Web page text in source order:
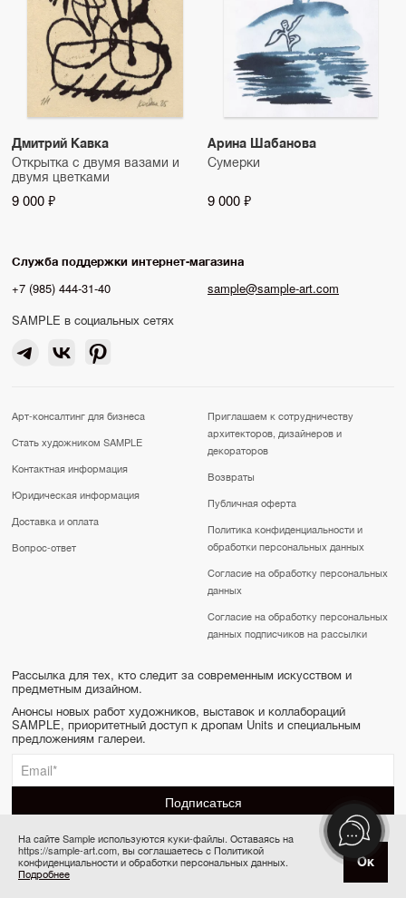
Купить за 25 000 ₽
Дмитрий Кавка
Открытка с двумя вазами и
двумя цветками
9 000 ₽
Арина Шабанова
Сумерки
9 000 ₽
Служба поддержки интернет-магазина
+7 (985) 444-31-40
sample@sample-art.com
SAMPLE в социальных сетях
Арт-консалтинг для бизнеса
Стать художником SAMPLE
Контактная информация
Юридическая информация
Доставка и оплата
Вопрос-ответ
Приглашаем к сотрудничеству
архитекторов, дизайнеров и
декораторов
Возвраты
Публичная оферта
Политика конфиденциальности и
обработки персональных данных
Согласие на обработку персональных
данных
Согласие на обработку персональных
данных подписчиков на рассылки
Рассылка для тех, кто следит за современным искусством и
предметным дизайном.
Анонсы новых работ художников, выставок и коллабораций
SAMPLE, приоритетный доступ к дропам Units и специальным
предложениям галереи.
SAMPLE | Online gallery & Auction © 2022-2026
Сделано в Апривер
На сайте Sample используются куки-файлы. Оставаясь на
https://sample-art.com, вы соглашаетесь с Политикой
конфиденциальности и обработки персональных данных.
Подробнее
Ок